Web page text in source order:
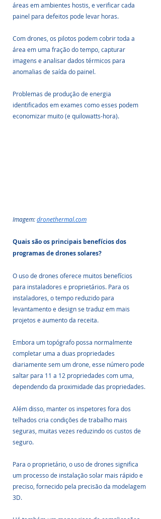
áreas em ambientes hostis, e verificar cada
painel para defeitos pode levar horas.
Com drones, os pilotos podem cobrir toda a
área em uma fração do tempo, capturar
imagens e analisar dados térmicos para
anomalias de saída do painel.
Problemas de produção de energia
identificados em exames como esses podem
economizar muito (e quilowatts-hora).
Imagem: dronethermal.com
Quais são os principais benefícios dos
programas de drones solares?
O uso de drones oferece muitos benefícios
para instaladores e proprietários. Para os
instaladores, o tempo reduzido para
levantamento e design se traduz em mais
projetos e aumento da receita.
Embora um topógrafo possa normalmente
completar uma a duas propriedades
diariamente sem um drone, esse número pode
saltar para 11 a 12 propriedades com uma,
dependendo da proximidade das propriedades.
Além disso, manter os inspetores fora dos
telhados cria condições de trabalho mais
seguras, muitas vezes reduzindo os custos de
seguro.
Para o proprietário, o uso de drones significa
um processo de instalação solar mais rápido e
preciso, fornecido pela precisão da modelagem
3D.